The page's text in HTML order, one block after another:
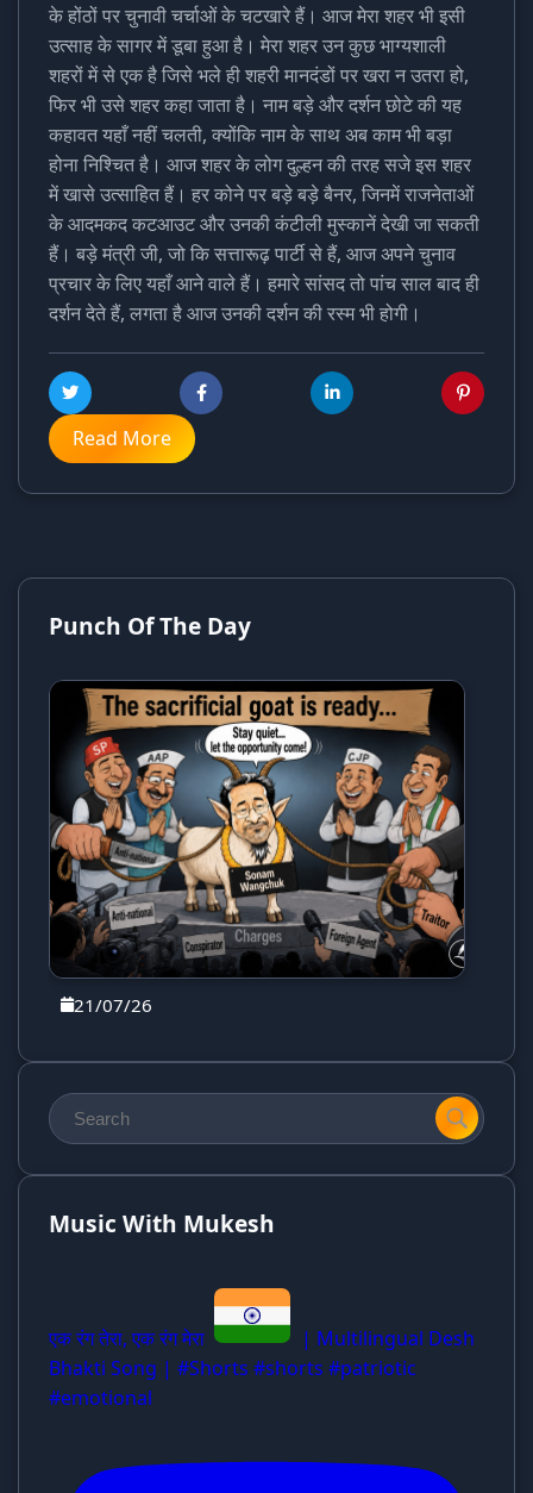
के होंठों पर चुनावी चर्चाओं के चटखारे हैं। आज मेरा शहर भी इसी
उत्साह के सागर में डूबा हुआ है। मेरा शहर उन कुछ भाग्यशाली
शहरों में से एक है जिसे भले ही शहरी मानदंडों पर खरा न उतरा हो,
फिर भी उसे शहर कहा जाता है। नाम बड़े और दर्शन छोटे की यह
कहावत यहाँ नहीं चलती, क्योंकि नाम के साथ अब काम भी बड़ा
होना निश्चित है। आज शहर के लोग दुल्हन की तरह सजे इस शहर
में खासे उत्साहित हैं। हर कोने पर बड़े बड़े बैनर, जिनमें राजनेताओं
के आदमकद कटआउट और उनकी कंटीली मुस्कानें देखी जा सकती
हैं। बड़े मंत्री जी, जो कि सत्तारूढ़ पार्टी से हैं, आज अपने चुनाव
प्रचार के लिए यहाँ आने वाले हैं। हमारे सांसद तो पांच साल बाद ही
दर्शन देते हैं, लगता है आज उनकी दर्शन की रस्म भी होगी।
Read More
Punch Of The Day
21/07/26
Music With Mukesh
एक रंग तेरा, एक रंग मेरा
| Multilingual Desh
Bhakti Song | #Shorts #shorts #patriotic
#emotional